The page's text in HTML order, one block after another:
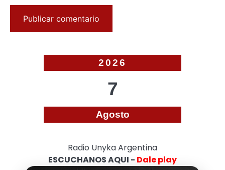
2026
7
Agosto
Radio Unyka Argentina
ESCUCHANOS AQUI - Dale play